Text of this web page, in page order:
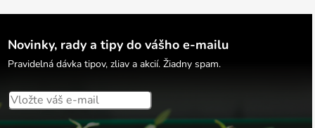
Novinky, rady a tipy do vášho e-mailu
Pravidelná dávka tipov, zliav a akcií. Žiadny spam.